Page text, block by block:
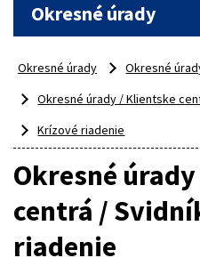
Okresné úrady
Okresné úrady
Okresné
Okresné úrady / Klientske
Krízové riadenie
Okresné
centrá /
riadenie